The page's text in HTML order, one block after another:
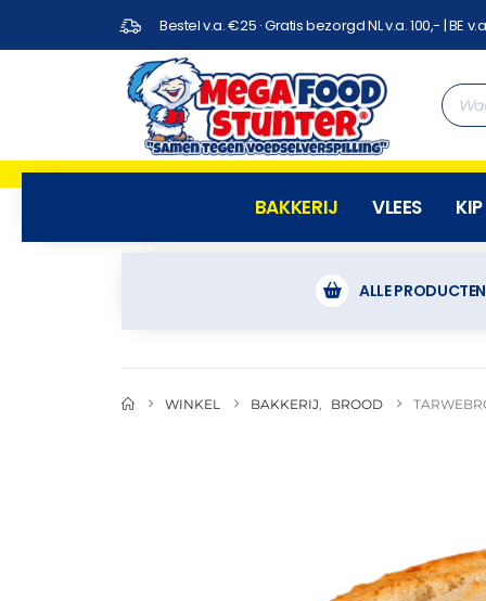
Bestel v.a. €25 · Gratis bezorgd NL v.a. 100,- | BE
BAKKERIJ VLEES KIP
ALLE PRODUCTEN
WINKEL BAKKERIJ BROOD